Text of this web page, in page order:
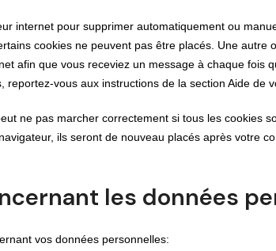
internet pour supprimer automatiquement ou
cookies ne peuvent pas être placés. Une autre
afin que vous receviez un message à chaque fois
reportez-vous aux instructions de la section Aide de
ne pas marcher correctement si tous les cookies
ils seront de nouveau placés après votre
les données
vos données personnelles: